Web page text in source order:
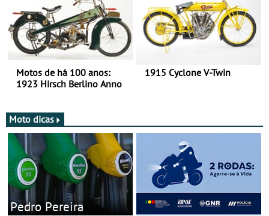
Motos de há 100 anos:
1923 Hirsch Berlino Anno
1915 Cyclone V-Twin
Moto dicas
Pedro Pereira